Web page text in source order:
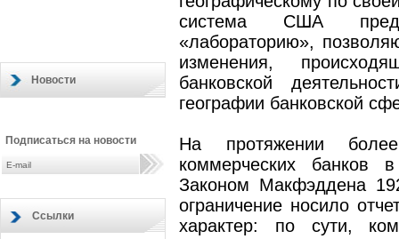
Новости
Подписаться на новости
Ссылки
система США
«лабораторию»,
изменения,
банковской
географии банковской
На протяжении
коммерческих банков
Законом Макфэддена
ограничение носило
характер: по сути,